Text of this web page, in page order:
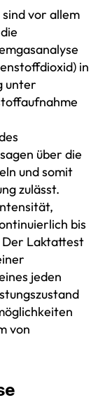
vor allem
in
unter
über die
und somit
zulässt.
bis
Laktattest
jeden
von